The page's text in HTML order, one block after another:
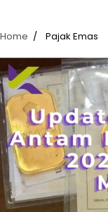
Home Pajak Emas